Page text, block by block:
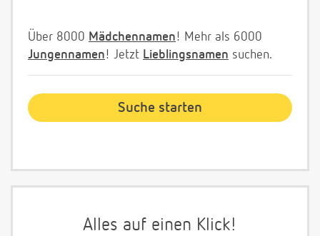
Über 8000 Mädchennamen! Mehr als 6000
Jungennamen! Jetzt Lieblingsnamen suchen.
Alles auf einen Klick!